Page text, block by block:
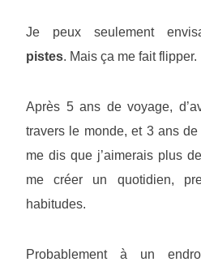
Je peux seulement
pistes. Mais ça me fait flipper.
Après 5 ans de voyage,
travers le monde, et 3 ans
me dis que j’aimerais plus
me créer un quotidien,
habitudes.
Probablement à un